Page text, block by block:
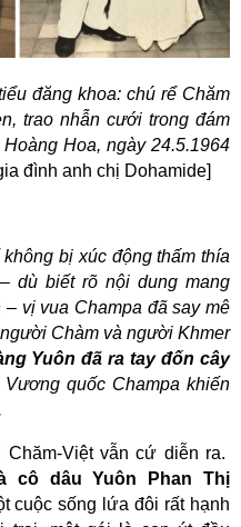
đăng khoa: chú rể Chăm
trao nhẫn cưới trong đám
Hoa, ngày 24.5.1964
đình anh chị Dohamide]
bị xúc động thấm thía
dù biết rõ nội dung mang
vị vua Champa đã say mê
người Chàm và người Khmer
Yuôn đã ra tay đốn cây
quốc Champa khiến
Việt vẫn cứ diễn ra.
cô dâu Yuôn Phan Thị
cuộc sống lứa đôi rất hạnh